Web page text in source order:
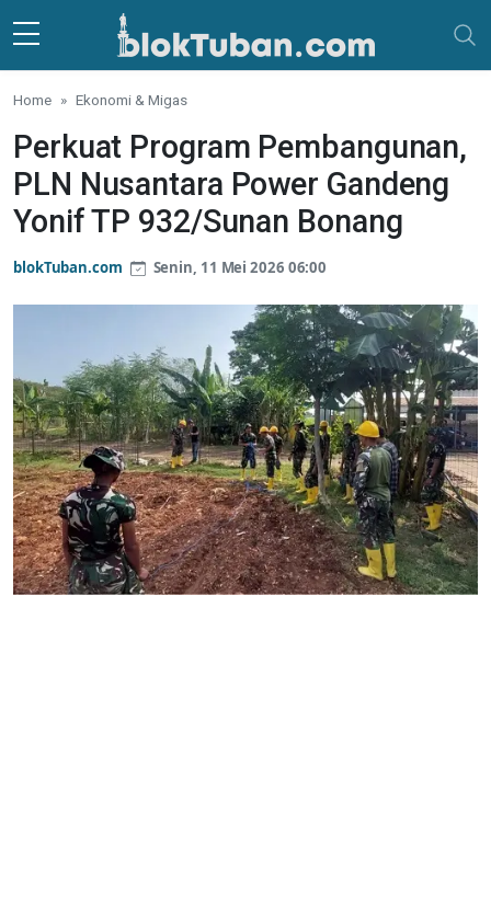
Skip to main content
Home Ekonomi & Migas
Perkuat Program Pembangunan,
PLN Nusantara Power Gandeng
Yonif TP 932/Sunan Bonang
blokTuban.com Senin, 11 Mei 2026 06:00